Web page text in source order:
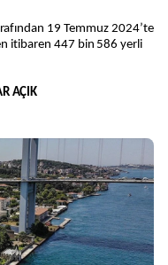
19 Temmuz 2024’te
itibaren 447 bin 586 yerli
AÇIK